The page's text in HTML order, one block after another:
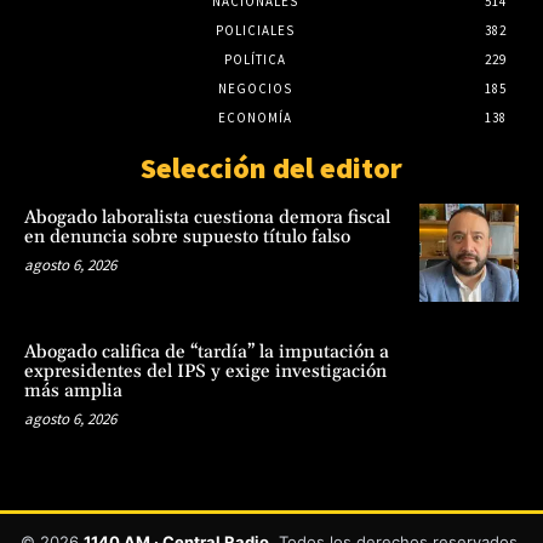
POLICIALES
382
POLÍTICA
229
NEGOCIOS
185
ECONOMÍA
138
Selección del editor
Abogado laboralista cuestiona demora fiscal
en denuncia sobre supuesto título falso
agosto 6, 2026
Abogado califica de “tardía” la imputación a
expresidentes del IPS y exige investigación
más amplia
agosto 6, 2026